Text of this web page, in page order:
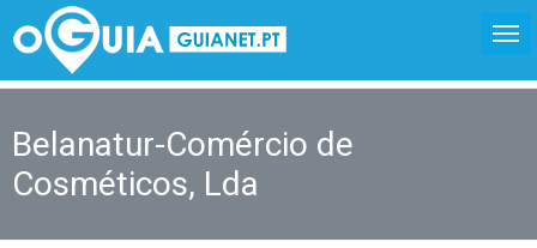
Belanatur-Comércio de
Cosméticos, Lda